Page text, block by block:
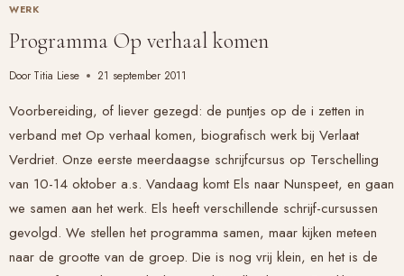
WERK
Programma Op verhaal komen
Door Titia Liese 21 september 2011
Voorbereiding, of liever gezegd: de puntjes op de i zetten in
verband metOp verhaal komen, biografisch werk bij Verlaat
Verdriet. Onze eerste meerdaagse schrijfcursus op Terschelling
van 10-14 oktober a.s. Vandaag komt Els naar Nunspeet, en gaan
we samen aan het werk. Els heeft verschillende schrijf-cursussen
gevolgd. We stellen het programma samen, maar kijken meteen
naar de grootte van de groep. Die is nog vrij klein, en het is de